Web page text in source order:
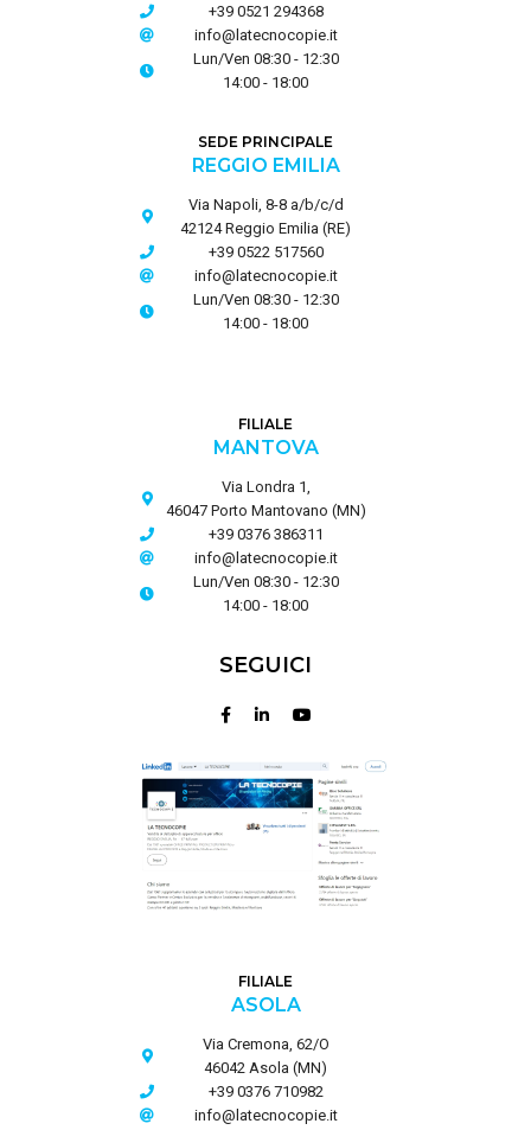
+39 0521 294368
info@latecnocopie.it
Lun/Ven 08:30 - 12:30
14:00 - 18:00
SEDE PRINCIPALE
REGGIO EMILIA
Via Napoli, 8-8 a/b/c/d
42124 Reggio Emilia (RE)
+39 0522 517560
info@latecnocopie.it
Lun/Ven 08:30 - 12:30
14:00 - 18:00
FILIALE
MANTOVA
Via Londra 1,
46047 Porto Mantovano (MN)
+39 0376 386311
info@latecnocopie.it
Lun/Ven 08:30 - 12:30
14:00 - 18:00
SEGUICI
FILIALE
ASOLA
Via Cremona, 62/O
46042 Asola (MN)
+39 0376 710982
info@latecnocopie.it